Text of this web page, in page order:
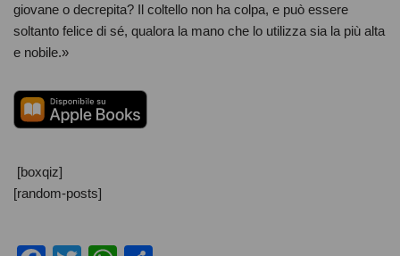
giovane o decrepita? Il coltello non ha colpa, e può essere
soltanto felice di sé, qualora la mano che lo utilizza sia la più alta
e nobile.»
[boxqiz]
[random-posts]